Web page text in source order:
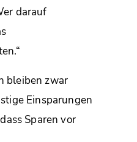
darauf
bleiben zwar
Einsparungen
Sparen vor